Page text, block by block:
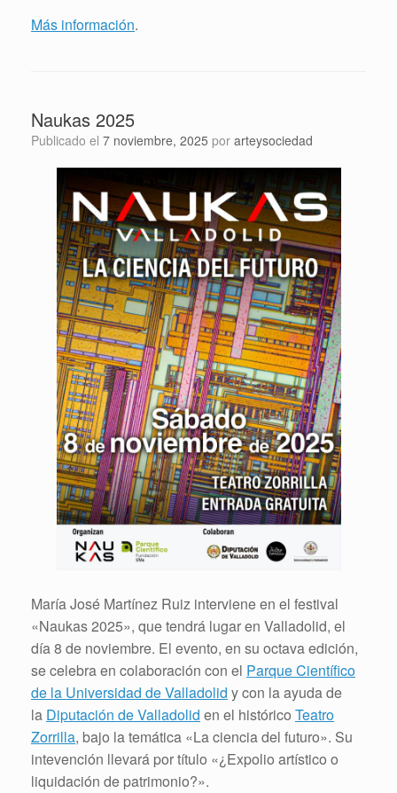
Más información.
Naukas 2025
Publicado el 7 noviembre, 2025 por arteysociedad
María José Martínez Ruiz interviene en el festival
«Naukas 2025», que tendrá lugar en Valladolid, el
día 8 de noviembre. El evento, en su octava edición,
se celebra en colaboración con el Parque Científico
de la Universidad de Valladolid y con la ayuda de
la Diputación de Valladolid en el histórico Teatro
Zorrilla, bajo la temática «La ciencia del futuro». Su
intevención llevará por título «¿Expolio artístico o
liquidación de patrimonio?».